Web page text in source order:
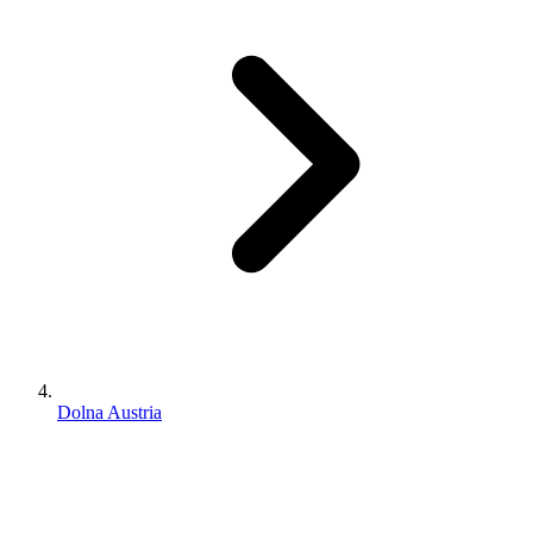
Dolna Austria